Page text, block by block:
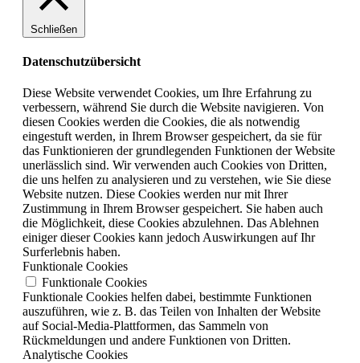
Schließen
Datenschutzübersicht
Diese Website verwendet Cookies, um Ihre Erfahrung zu
verbessern, während Sie durch die Website navigieren. Von
diesen Cookies werden die Cookies, die als notwendig
eingestuft werden, in Ihrem Browser gespeichert, da sie für
das Funktionieren der grundlegenden Funktionen der Website
unerlässlich sind. Wir verwenden auch Cookies von Dritten,
die uns helfen zu analysieren und zu verstehen, wie Sie diese
Website nutzen. Diese Cookies werden nur mit Ihrer
Zustimmung in Ihrem Browser gespeichert. Sie haben auch
die Möglichkeit, diese Cookies abzulehnen. Das Ablehnen
einiger dieser Cookies kann jedoch Auswirkungen auf Ihr
Surferlebnis haben.
Funktionale Cookies
Funktionale Cookies
Funktionale Cookies helfen dabei, bestimmte Funktionen
auszuführen, wie z. B. das Teilen von Inhalten der Website
auf Social-Media-Plattformen, das Sammeln von
Rückmeldungen und andere Funktionen von Dritten.
Analytische Cookies